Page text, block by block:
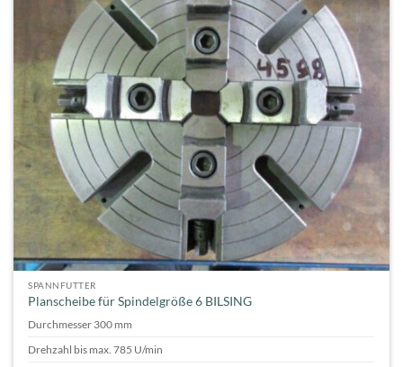
SPANNFUTTER
Planscheibe für Spindelgröße 6 BILSING
Durchmesser 300 mm
Drehzahl bis max. 785 U/min